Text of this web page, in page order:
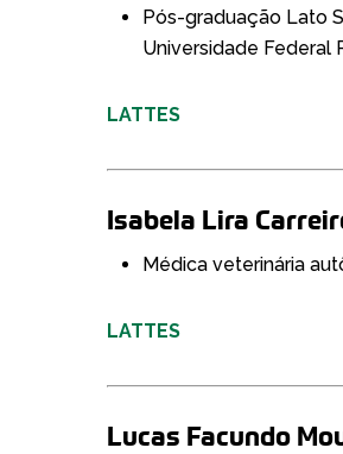
Pós-graduação Lato
Universidade Federal
LATTES
Isabela Lira
Médica veterinária
LATTES
Lucas Facundo